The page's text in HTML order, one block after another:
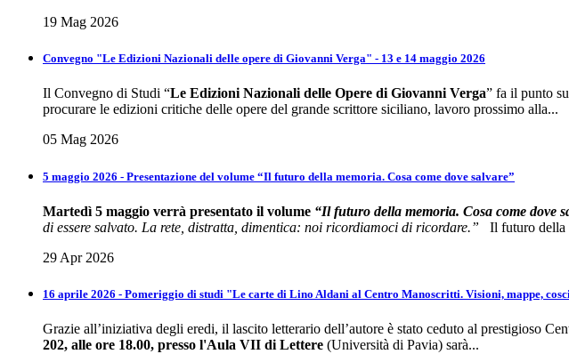
19 Mag 2026
Convegno "Le Edizioni Nazionali delle opere di Giovanni Verga" - 13 e 14 maggio 2026
Il Convegno di Studi “Le Edizioni Nazionali delle Opere di Giovanni Verga” fa il punto
procurare le edizioni critiche delle opere del grande scrittore siciliano, lavoro prossimo alla...
05 Mag 2026
5 maggio 2026 - Presentazione del volume “Il futuro della memoria. Cosa come dove salvare”
Martedì 5 maggio verrà presentato il volume “Il futuro della memoria. Cosa come dove
di essere salvato. La rete, distratta, dimentica: noi ricordiamoci di ricordare.”
Il futuro della
29 Apr 2026
16 aprile 2026 - Pomeriggio di studi "Le carte di Lino Aldani al Centro Manoscritti. Visioni, mappe,
Grazie all’iniziativa degli eredi, il lascito letterario dell’autore è stato ceduto al prestigioso
202, alle ore 18.00, presso l'Aula VII di Lettere (Università di Pavia) sarà...